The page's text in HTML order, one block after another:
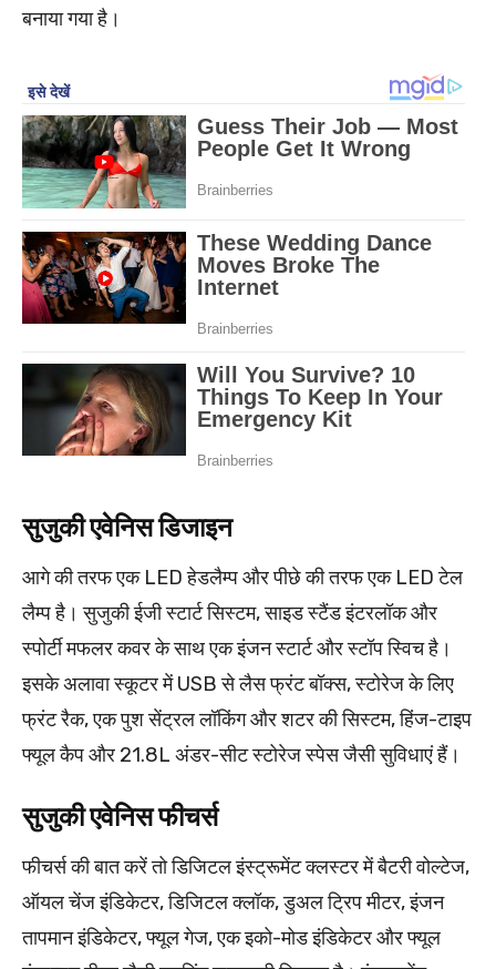
बनाया गया है।
सुजुकी एवेनिस डिजाइन
आगे की तरफ एक LED हेडलैम्प और पीछे की तरफ एक LED टेल
लैम्प है। सुजुकी ईजी स्टार्ट सिस्टम, साइड स्टैंड इंटरलॉक और
स्पोर्टी मफलर कवर के साथ एक इंजन स्टार्ट और स्टॉप स्विच है।
इसके अलावा स्कूटर में USB से लैस फ्रंट बॉक्स, स्टोरेज के लिए
फ्रंट रैक, एक पुश सेंट्रल लॉकिंग और शटर की सिस्टम, हिंज-टाइप
फ्यूल कैप और 21.8L अंडर-सीट स्टोरेज स्पेस जैसी सुविधाएं हैं।
सुजुकी एवेनिस फीचर्स
फीचर्स की बात करें तो डिजिटल इंस्ट्रूमेंट क्लस्टर में बैटरी वोल्टेज,
ऑयल चेंज इंडिकेटर, डिजिटल क्लॉक, डुअल ट्रिप मीटर, इंजन
तापमान इंडिकेटर, फ्यूल गेज, एक इको-मोड इंडिकेटर और फ्यूल